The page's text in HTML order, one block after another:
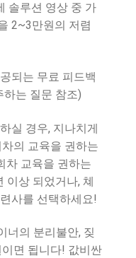
솔루션 영상 중 가
2~3만원의 저렴
되는 무료 피드백
는 질문 참조)
실 경우, 지나치게
의 교육을 권하는
차 교육을 권하는
이상 되었거나, 쳬
사를 선택하세요!
너의 분리불안, 짖
면 됩니다! 값비싼